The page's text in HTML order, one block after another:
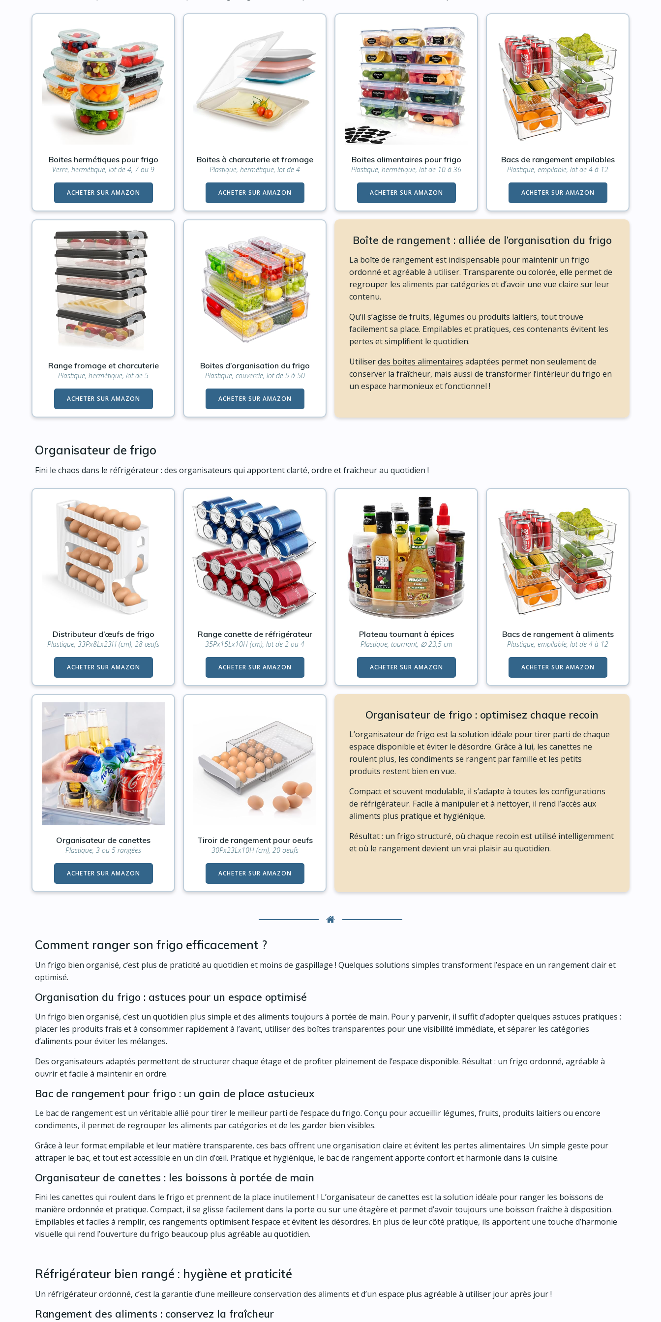
Boites hermétiques pour frigo
Verre, hermétique, lot de 4, 7 ou 9
ACHETER SUR AMAZON
Boites à charcuterie et fromage
Plastique, hermétique, lot de 4
ACHETER SUR AMAZON
Boites alimentaires pour frigo
Plastique, hermétique, lot de 10 à 36
ACHETER SUR AMAZON
Bacs de rangement empilables
Plastique, empilable, lot de 4 à 12
ACHETER SUR AMAZON
Range fromage et charcuterie
Plastique, hermétique, lot de 5
ACHETER SUR AMAZON
Boites d’organisation du frigo
Plastique, couvercle, lot de 5 à 50
ACHETER SUR AMAZON
Boîte de rangement : alliée de l’organisation du frigo
La boîte de rangement est indispensable pour maintenir un frigo
ordonné et agréable à utiliser. Transparente ou colorée, elle permet de
regrouper les aliments par catégories et d’avoir une vue claire sur leur
contenu.
Qu’il s’agisse de fruits, légumes ou produits laitiers, tout trouve
facilement sa place. Empilables et pratiques, ces contenants évitent les
pertes et simplifient le quotidien.
Utiliserdes boites alimentaires adaptées permet non seulement de
conserver la fraîcheur, mais aussi de transformer l’intérieur du frigo en
un espace harmonieux et fonctionnel !
Organisateur de frigo
Fini le chaos dans le réfrigérateur : des organisateurs qui apportent clarté, ordre et fraîcheur au quotidien !
Distributeur d’œufs de frigo
Plastique, 33Px8Lx23H (cm), 28 œufs
ACHETER SUR AMAZON
Range canette de réfrigérateur
35Px15Lx10H (cm), lot de 2 ou 4
ACHETER SUR AMAZON
Plateau tournant à épices
Plastique, tournant, ∅ 23,5 cm
ACHETER SUR AMAZON
Bacs de rangement à aliments
Plastique, empilable, lot de 4 à 12
ACHETER SUR AMAZON
Organisateur de canettes
Plastique, 3 ou 5 rangées
ACHETER SUR AMAZON
Tiroir de rangement pour oeufs
30Px23Lx10H (cm), 20 oeufs
ACHETER SUR AMAZON
Organisateur de frigo : optimisez chaque recoin
L’organisateur de frigo est la solution idéale pour tirer parti de chaque
espace disponible et éviter le désordre. Grâce à lui, les canettes ne
roulent plus, les condiments se rangent par famille et les petits
produits restent bien en vue.
Compact et souvent modulable, il s’adapte à toutes les configurations
de réfrigérateur. Facile à manipuler et à nettoyer, il rend l’accès aux
aliments plus pratique et hygiénique.
Résultat : un frigo structuré, où chaque recoin est utilisé intelligemment
et où le rangement devient un vrai plaisir au quotidien.
Comment ranger son frigo efficacement ?
Un frigo bien organisé, c’est plus de praticité au quotidien et moins de gaspillage ! Quelques solutions simples transforment l’espace en un rangement clair et
optimisé.
Organisation du frigo : astuces pour un espace optimisé
Un frigo bien organisé, c’est un quotidien plus simple et des aliments toujours à portée de main. Pour y parvenir, il suffit d’adopter quelques astuces pratiques :
placer les produits frais et à consommer rapidement à l’avant, utiliser des boîtes transparentes pour une visibilité immédiate, et séparer les catégories
d’aliments pour éviter les mélanges.
Des organisateurs adaptés permettent de structurer chaque étage et de profiter pleinement de l’espace disponible. Résultat : un frigo ordonné, agréable à
ouvrir et facile à maintenir en ordre.
Bac de rangement pour frigo : un gain de place astucieux
Le bac de rangement est un véritable allié pour tirer le meilleur parti de l’espace du frigo. Conçu pour accueillir légumes, fruits, produits laitiers ou encore
condiments, il permet de regrouper les aliments par catégories et de les garder bien visibles.
Grâce à leur format empilable et leur matière transparente, ces bacs offrent une organisation claire et évitent les pertes alimentaires. Un simple geste pour
attraper le bac, et tout est accessible en un clin d’œil. Pratique et hygiénique, le bac de rangement apporte confort et harmonie dans la cuisine.
Organisateur de canettes : les boissons à portée de main
Fini les canettes qui roulent dans le frigo et prennent de la place inutilement ! L’organisateur de canettes est la solution idéale pour ranger les boissons de
manière ordonnée et pratique. Compact, il se glisse facilement dans la porte ou sur une étagère et permet d’avoir toujours une boisson fraîche à disposition.
Empilables et faciles à remplir, ces rangements optimisent l’espace et évitent les désordres. En plus de leur côté pratique, ils apportent une touche d’harmonie
visuelle qui rend l’ouverture du frigo beaucoup plus agréable au quotidien.
Réfrigérateur bien rangé : hygiène et praticité
Un réfrigérateur ordonné, c’est la garantie d’une meilleure conservation des aliments et d’un espace plus agréable à utiliser jour après jour !
Rangement des aliments : conservez la fraîcheur